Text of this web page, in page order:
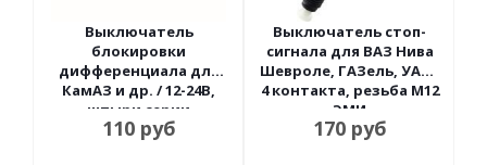
Выключатель
блокировки
дифференциала для
КамАЗ и др. / 12-24В,
штыри серии
Радиодеталь
110руб
Выключатель стоп-
сигнала для ВАЗ Нива
Шевроле, ГАЗель, УАЗ /
4 контакта, резьба М12
ЭМИ
170руб